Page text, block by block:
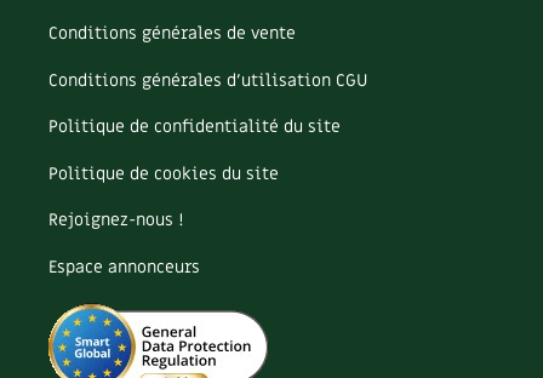
Autonomie
Enfants
Archives
Conditions générales de vente
Conditions générales d’utilisation CGU
Politique de confidentialité du site
Politique de cookies du site
Rejoignez-nous !
Espace annonceurs